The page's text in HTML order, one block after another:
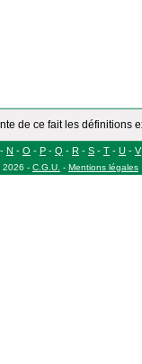
de ce fait les définitions
- N - O - P - Q - R - S - T - U - V
2026 - C.G.U. - Mentions légales